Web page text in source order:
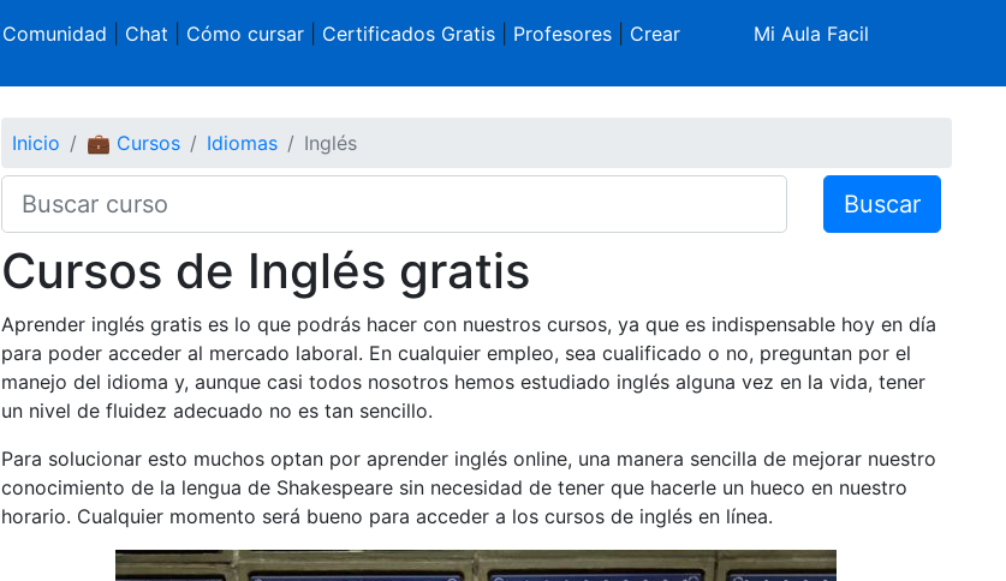
Comunidad Chat Cómo cursar| Certificados Gratis| Profesores| Crear
Mi Aula Facil
Inicio 💼 Cursos Idiomas Inglés
Buscar
Cursos de Inglés gratis
Aprender inglés gratis es lo que podrás hacer con nuestros cursos, ya que es indispensable hoy en día
para poder acceder al mercado laboral. En cualquier empleo, sea cualificado o no, preguntan por el
manejo del idioma y, aunque casi todos nosotros hemos estudiado inglés alguna vez en la vida, tener
un nivel de fluidez adecuado no es tan sencillo.
Para solucionar esto muchos optan por aprender inglés online, una manera sencilla de mejorar nuestro
conocimiento de la lengua de Shakespeare sin necesidad de tener que hacerle un hueco en nuestro
horario. Cualquier momento será bueno para acceder a los cursos de inglés en línea.